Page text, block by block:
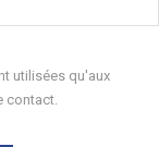
utilisées qu'aux
contact.